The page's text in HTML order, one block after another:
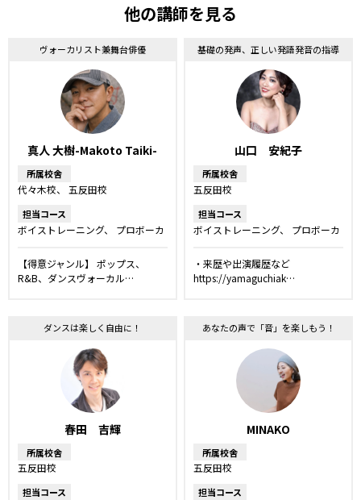
他の講師を見る
ヴォーカリスト兼舞台俳優
真人 大樹-Makoto Taiki-
所属校舎
代々木校 五反田校
担当コース
ボイストレーニング
プロボーカ
洋楽・発音矯正レッスン
ズ・ジュニアコース
【得意ジャンル】 ポップス、
R&B、ダンスヴォーカル…
基礎の発声、正しい発語発音の指導
山口 安紀子
所属校舎
五反田校
担当コース
ボイストレーニング
プロボーカ
・来歴や出演履歴など
https://yamaguchiak…
ダンスは楽しく自由に！
春田 吉輝
所属校舎
五反田校
担当コース
あなたの声で「音」を楽しもう！
MINAKO
所属校舎
五反田校
担当コース